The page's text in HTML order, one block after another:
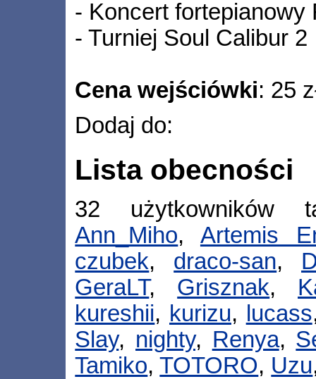
- Koncert fortepianowy
- Turniej Soul Calibur 2
Cena wejściówki: 25
Dodaj do:
Lista obecności
32 użytkowników
Ann_Miho, Artemis
czubek, draco-san,
GeraLT, Grisznak,
kureshii, kurizu, lucass
Slay, nighty, Renya,
Tamiko,TOTORO, Uzu